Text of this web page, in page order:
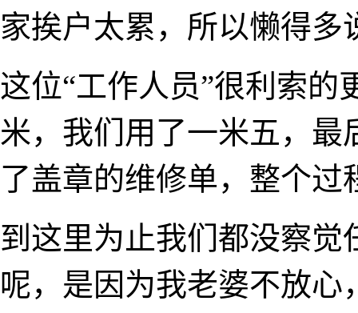
家挨户太累，所以懒得多
这位“工作人员”很利索的
米，我们用了一米五，最
了盖章的维修单，整个过
到这里为止我们都没察
呢，是因为我老婆不放